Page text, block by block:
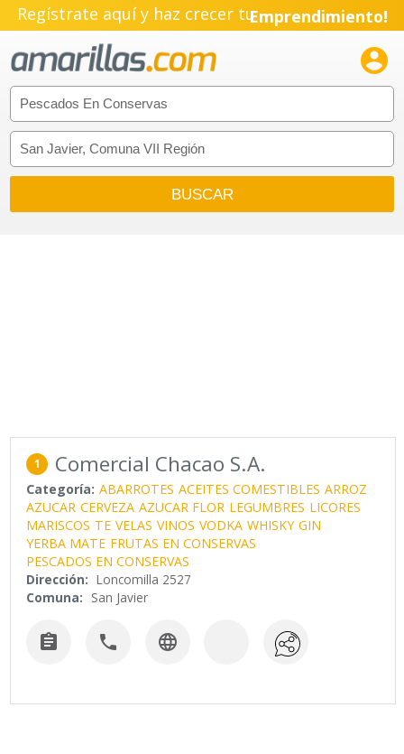
Regístrate aquí y haz crecer tuEmprendimiento!

1 Comercial Chacao S.A.
Categoría: ABARROTES ACEITES COMESTIBLES ARROZ
AZUCAR CERVEZA AZUCAR FLOR LEGUMBRES LICORES
MARISCOS TE VELAS VINOS VODKA WHISKY GIN
YERBA MATE FRUTAS EN CONSERVAS
PESCADOS EN CONSERVAS
Dirección: Loncomilla 2527
Comuna: San Javier
  